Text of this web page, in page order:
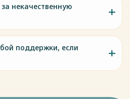
некачественную
поддержки, если